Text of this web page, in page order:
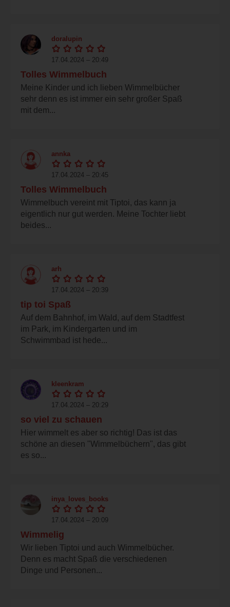
doralupin
17.04.2024 – 20:49
Tolles Wimmelbuch
Meine Kinder und ich lieben Wimmelbücher
sehr denn es ist immer ein sehr großer Spaß
mit dem...
annka
17.04.2024 – 20:45
Tolles Wimmelbuch
Wimmelbuch vereint mit Tiptoi, das kann ja
eigentlich nur gut werden. Meine Tochter liebt
beides...
arh
17.04.2024 – 20:39
tip toi Spaß
Auf dem Bahnhof, im Wald, auf dem Stadtfest
im Park, im Kindergarten und im
Schwimmbad ist hede...
kleenkram
17.04.2024 – 20:29
so viel zu schauen
Hier wimmelt es aber so richtig! Das ist das
schöne an diesen "Wimmelbüchern", das gibt
es so...
inya_loves_books
17.04.2024 – 20:09
Wimmelig
Wir lieben Tiptoi und auch Wimmelbücher.
Denn es macht Spaß die verschiedenen
Dinge und Personen...